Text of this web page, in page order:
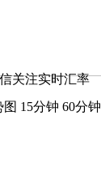
关注实时汇率
图 15分钟 60分钟